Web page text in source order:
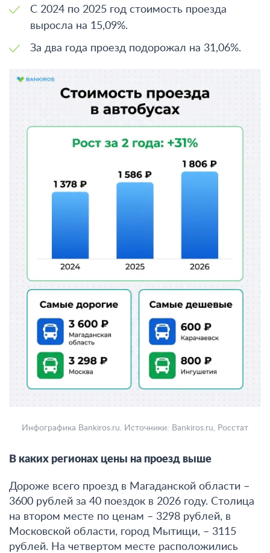
С 2024 по 2025 год стоимость проезда
выросла на 15,09%.
За два года проезд подорожал на 31,06%.
Инфографика Bankiros.ru. Источники: Bankiros.ru, Росстат
В каких регионах цены на проезд выше
Дороже всего проезд в Магаданской области –
3600 рублей за 40 поездок в 2026 году. Столица
на втором месте по ценам – 3298 рублей, в
Московской области, город Мытищи, – 3115
рублей. На четвертом месте расположились